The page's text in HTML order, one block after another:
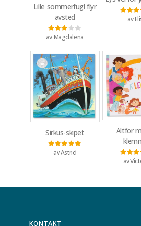
Lille sommerfugl flyr
avsted
Vurdert3av 5
av Magdalena
av
Sirkus-skipet
Vurdert5
av Astrid
Altfor
av
KONTAKT